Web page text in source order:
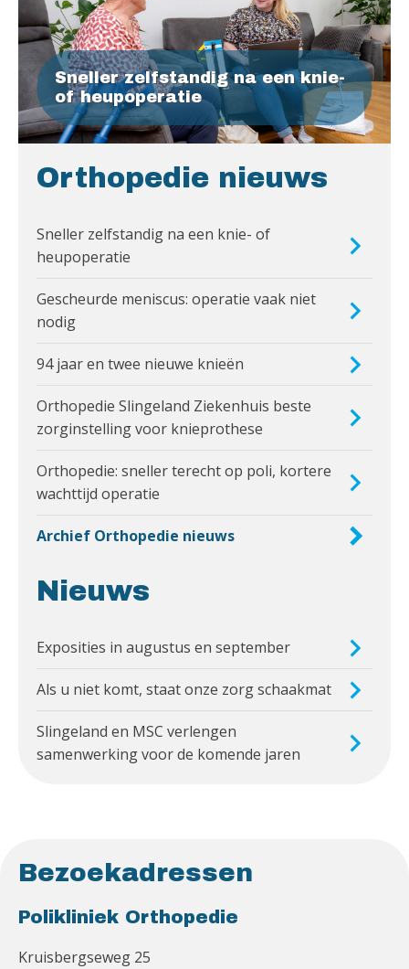
Sneller zelfstandig na een knie-
of heupoperatie
Orthopedie nieuws
Sneller zelfstandig na een knie- of
heupoperatie
Gescheurde meniscus: operatie vaak niet
nodig
94 jaar en twee nieuwe knieën
Orthopedie Slingeland Ziekenhuis beste
zorginstelling voor knieprothese
Orthopedie: sneller terecht op poli, kortere
wachttijd operatie
Archief Orthopedie nieuws
Nieuws
Exposities in augustus en september
Als u niet komt, staat onze zorg schaakmat
Slingeland en MSC verlengen
samenwerking voor de komende jaren
Bezoekadressen
Polikliniek Orthopedie
Kruisbergseweg 25